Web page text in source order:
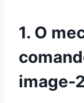
1. O
image-